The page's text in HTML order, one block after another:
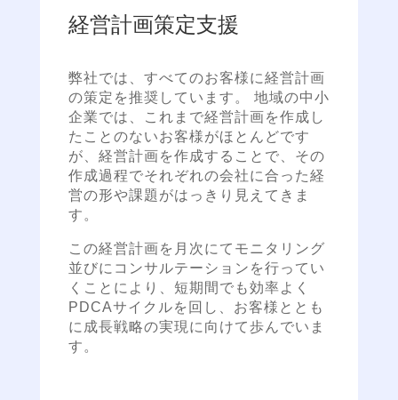
経営計画策定支援
弊社では、すべてのお客様に経営計画
の策定を推奨しています。 地域の中小
企業では、これまで経営計画を作成し
たことのないお客様がほとんどです
が、経営計画を作成することで、その
作成過程でそれぞれの会社に合った経
営の形や課題がはっきり見えてきま
す。
この経営計画を月次にてモニタリング
並びにコンサルテーションを行ってい
くことにより、短期間でも効率よく
PDCAサイクルを回し、お客様ととも
に成長戦略の実現に向けて歩んでいま
す。